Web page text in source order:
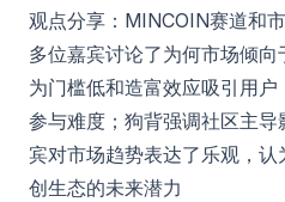
观点分享：MINCOIN赛道和
多位嘉宾讨论了为何市场倾
为门槛低和造富效应吸引用
参与难度；狗背强调社区主
宾对市场趋势表达了乐观，认
创生态的未来潜力